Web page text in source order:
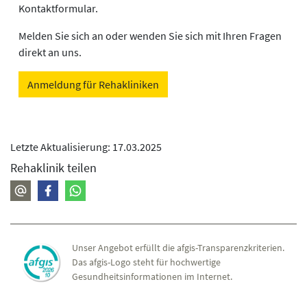
Kontaktformular.
Melden Sie sich an oder wenden Sie sich mit Ihren Fragen
direkt an uns.
Anmeldung für Rehakliniken
Letzte Aktualisierung: 17.03.2025
Rehaklinik teilen
Unser Angebot erfüllt die afgis-Transparenzkriterien.
Das afgis-Logo steht für hochwertige
Gesundheitsinformationen im Internet.